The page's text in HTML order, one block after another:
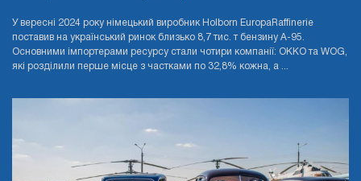
У вересні 2024 року німецький виробник Holborn EuropaRaffinerie
поставив на український ринок близько 8,7 тис. т бензину А-95.
Основними імпортерами ресурсу стали чотири компанії: OKKO та WOG,
які розділили перше місце з частками по 32,8% кожна, а ...